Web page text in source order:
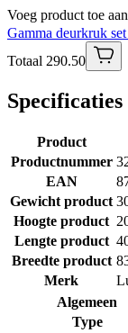
Voeg product toe
Gamma deurkruk
Totaal 290.50
Specificaties
Product
Productnummer
EAN
Gewicht product
Hoogte product
Lengte product
Breedte product
Merk
Algemeen
Type